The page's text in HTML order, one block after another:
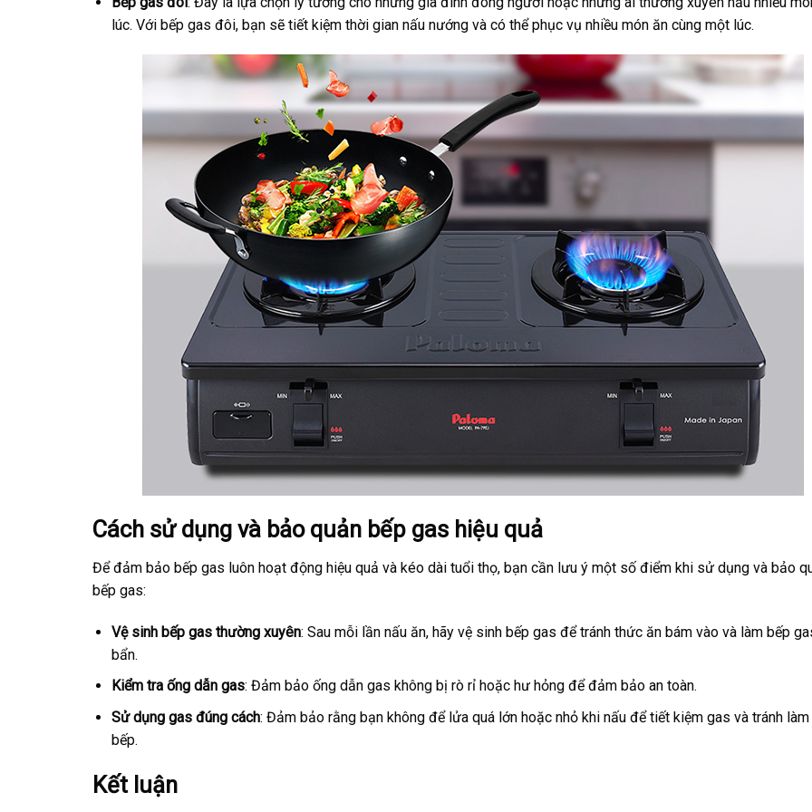
lúc. Với bếp gas đôi, bạn sẽ tiết kiệm thời gian nấu nướng và có thể phục vụ nhiều món ăn cùng một lúc.
Cách sử dụng và bảo quản bếp gas hiệu quả
Để đảm bảo bếp gas luôn hoạt động hiệu quả và kéo dài tuổi thọ, bạn cần lưu ý một số điểm khi sử dụng và bảo
bếp gas:
Vệ sinh bếp gas thường xuyên: Sau mỗi lần nấu ăn, hãy vệ sinh bếp gas để tránh thức ăn bám vào và làm bếp
bẩn.
Kiểm tra ống dẫn gas: Đảm bảo ống dẫn gas không bị rò rỉ hoặc hư hỏng để đảm bảo an toàn.
Sử dụng gas đúng cách: Đảm bảo rằng bạn không để lửa quá lớn hoặc nhỏ khi nấu để tiết kiệm gas và tránh làm
bếp.
Kết luận